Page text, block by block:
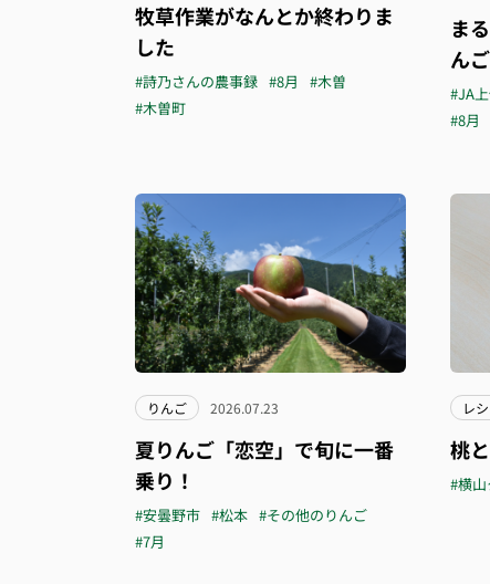
牧草作業がなんとか終わりま
した
#詩乃さんの農事録 #8月
#木曽
#木曽町
ま
ん
#JA
#8月
りんご 2026.07.23
夏りんご「恋空」で旬に一番
乗り！
#安曇野市 #松本 #その他のりんご
#7月
レ
桃
#横